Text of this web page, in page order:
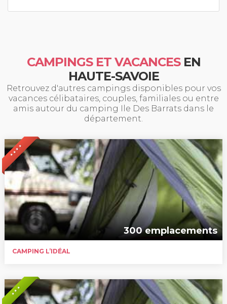
CAMPINGS ET VACANCESEN
HAUTE-SAVOIE
Retrouvez d'autres campings disponibles pour vos
vacances célibataires, couples, familiales ou entre
amis autour du camping Ile Des Barrats dans le
département.
* * * *
300 emplacements
CAMPING L’IDÉAL
* * *